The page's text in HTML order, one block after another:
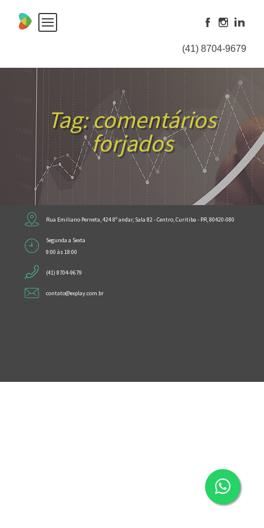
content
(41) 8704-9679
Tag:comentários
forjados
Rua Emiliano Perneta, 424 8º andar, Sala 82 - Centro, Curitiba - PR, 80420-080
Segunda a Sexta
9:00 às 18:00
(41) 8704-9679
contato@explay.com.br